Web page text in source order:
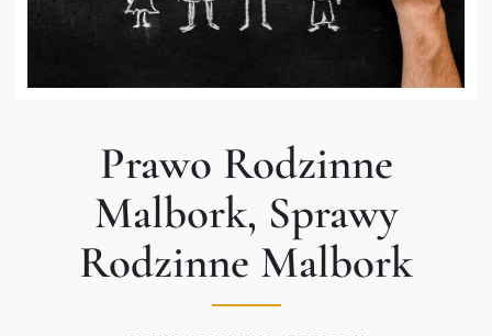
Prawo Rodzinne
Malbork, Sprawy
Rodzinne Malbork